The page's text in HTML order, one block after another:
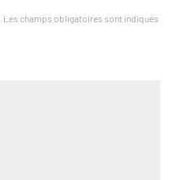
Les champs obligatoires sont indiqués